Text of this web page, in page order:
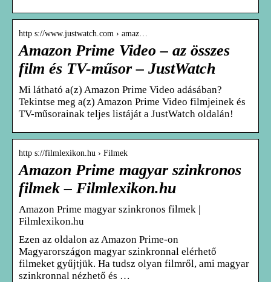
http s://www.justwatch.com › amaz…
Amazon Prime Video – az összes
film és TV-műsor – JustWatch
Mi látható a(z) Amazon Prime Video adásában?
Tekintse meg a(z) Amazon Prime Video filmjeinek és
TV-műsorainak teljes listáját a JustWatch oldalán!
http s://filmlexikon.hu › Filmek
Amazon Prime magyar szinkronos
filmek – Filmlexikon.hu
Amazon Prime magyar szinkronos filmek |
Filmlexikon.hu
Ezen az oldalon az Amazon Prime-on
Magyarországon magyar szinkronnal elérhető
filmeket gyűjtjük. Ha tudsz olyan filmről, ami magyar
szinkronnal nézhető és …